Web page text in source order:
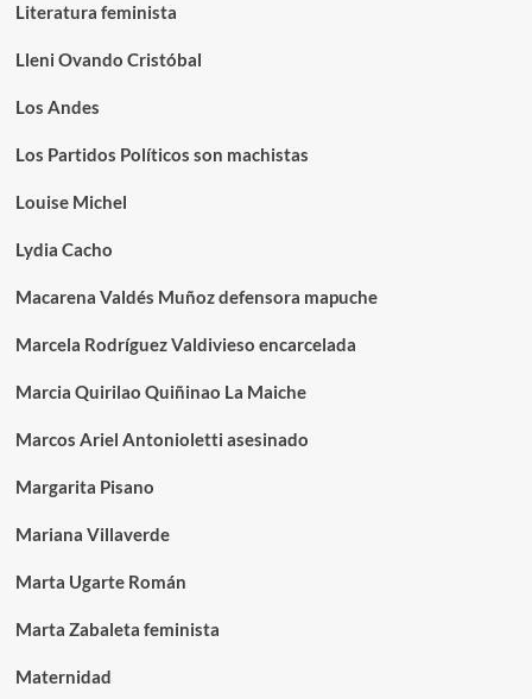
Literatura feminista
Lleni Ovando Cristóbal
Los Andes
Los Partidos Políticos son machistas
Louise Michel
Lydia Cacho
Macarena Valdés Muñoz defensora mapuche
Marcela Rodríguez Valdivieso encarcelada
Marcia Quirilao Quiñinao La Maiche
Marcos Ariel Antonioletti asesinado
Margarita Pisano
Mariana Villaverde
Marta Ugarte Román
Marta Zabaleta feminista
Maternidad